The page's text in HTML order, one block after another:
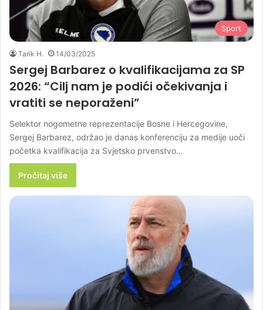
Sport
Tarik H. 14/03/2025
Sergej Barbarez o kvalifikacijama za SP
2026: “Cilj nam je podići očekivanja i
vratiti se neporaženi”
Selektor nogometne reprezentacije Bosne i Hercegovine,
Sergej Barbarez, održao je danas konferenciju za medije uoči
početka kvalifikacija za Svjetsko prvenstvo…
Pročitaj više